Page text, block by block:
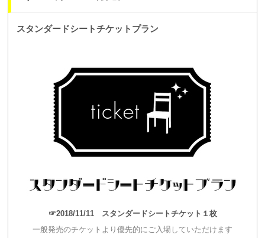
上に幸せなことはありません。
スタンダードシートチケットプラン
☞2018/11/11 スタンダードシートチケット１枚
一般発売のチケットより優先的にご入場していただけます